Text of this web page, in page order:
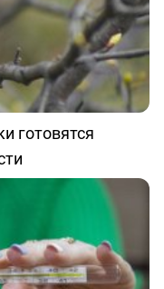
готовятся